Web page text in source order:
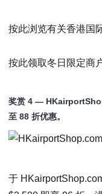
按此浏览有关香港国
按此领取冬日限定商
奖赏 4 —
至 88 折优惠。
于